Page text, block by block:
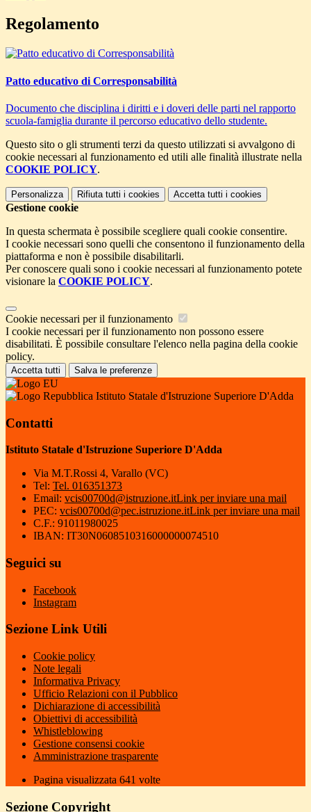
Regolamento
Patto educativo di Corresponsabilità
Documento che disciplina i diritti e i doveri delle parti nel rapporto
scuola-famiglia durante il percorso educativo dello studente.
Questo sito o gli strumenti terzi da questo utilizzati si avvalgono di
cookie necessari al funzionamento ed utili alle finalità illustrate nella
COOKIE POLICY.
Personalizza Rifiuta tutti i cookies Accetta tutti i cookies
Gestione cookie
In questa schermata è possibile scegliere quali cookie consentire.
I cookie necessari sono quelli che consentono il funzionamento della
piattaforma e non è possibile disabilitarli.
Per conoscere quali sono i cookie necessari al funzionamento potete
visionare la COOKIE POLICY.
Cookie necessari per il funzionamento
I cookie necessari per il funzionamento non possono essere
disabilitati. È possibile consultare l'elenco nella pagina della cookie
policy.
Accetta tutti Salva le preferenze
Istituto Statale d'Istruzione Superiore D'Adda
Contatti
Istituto Statale d'Istruzione Superiore D'Adda
Via M.T.Rossi 4, Varallo (VC)
Tel: Tel. 016351373
Email: vcis00700d@istruzione.itLink per inviare una mail
PEC: vcis00700d@pec.istruzione.itLink per inviare una mail
C.F.: 91011980025
IBAN: IT30N0608510316000000074510
Seguici su
Facebook
Instagram
Sezione Link Utili
Cookie policy
Note legali
Informativa Privacy
Ufficio Relazioni con il Pubblico
Dichiarazione di accessibilità
Obiettivi di accessibilità
Whistleblowing
Gestione consensi cookie
Amministrazione trasparente
Pagina visualizzata 641 volte
Sezione Copyright